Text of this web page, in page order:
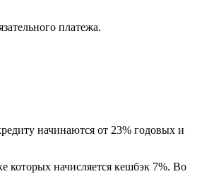
платежа.
начинаются от 23% годовых и
начисляется кешбэк 7%. Во